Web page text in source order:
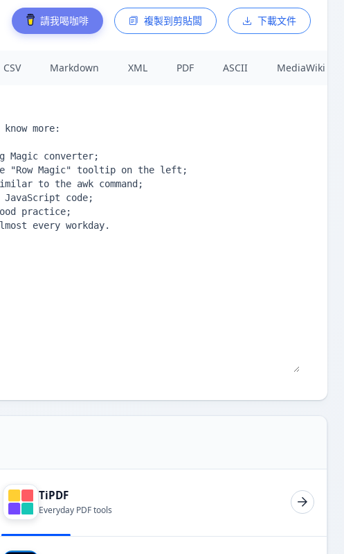
請我喝咖啡 複製到剪貼闆 下載文件
CSV Markdown XML PDF ASCII MediaWiki
TiPDF
Everyday PDF tools